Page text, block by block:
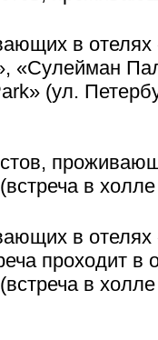
в
«Сулейман
(ул.
в
в
проходит в
в